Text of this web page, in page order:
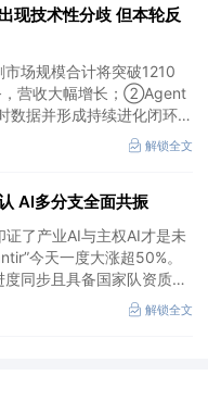
现技术性分歧 但本轮反
场规模合计将突破1210
，营收大幅增长；②Agent
数据并形成持续进化闭环的
并通过官方审计的数据库企
化元年，公司正从“传统
解锁全文
AI多分支全面共振
证了产业AI与主权AI才是未
今天一度大涨超50%。
同步且具备国家队资质的
施”向“产业级AI Agent核
解锁全文